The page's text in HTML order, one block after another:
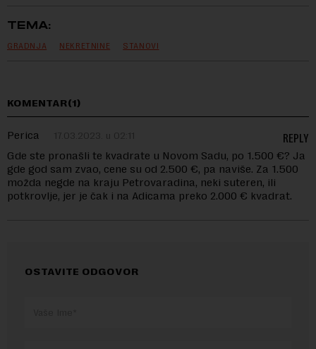
TEMA:
GRADNJA NEKRETNINE STANOVI
KOMENTAR(1)
Perica 17.03.2023. u 02:11
Gde ste pronašli te kvadrate u Novom Sadu, po 1.500 €? Ja
gde god sam zvao, cene su od 2.500 €, pa naviše. Za 1.500
možda negde na kraju Petrovaradina, neki suteren, ili
potkrovlje, jer je čak i na Adicama preko 2.000 € kvadrat.
REPLY
OSTAVITE ODGOVOR